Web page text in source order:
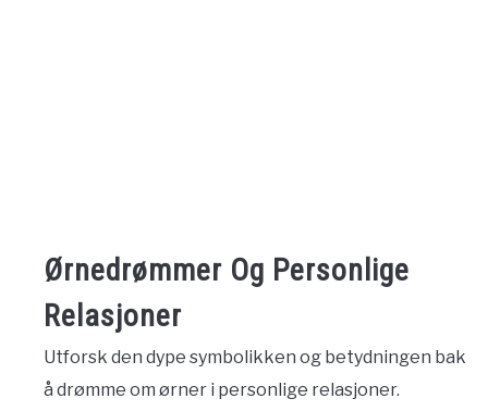
Ørnedrømmer Og Personlige
Relasjoner
Utforsk den dype symbolikken og betydningen bak
å drømme om ørner i personlige relasjoner.